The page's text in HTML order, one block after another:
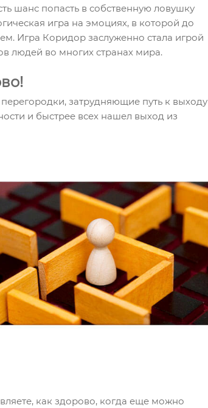
шанс попасть в собственную ловушку
игра на эмоциях, в которой до
Игра Коридор заслуженно стала игрой
людей во многих странах мира.
затрудняющие путь к выходу
и быстрее всех нашел выход из
как здорово, когда еще можно